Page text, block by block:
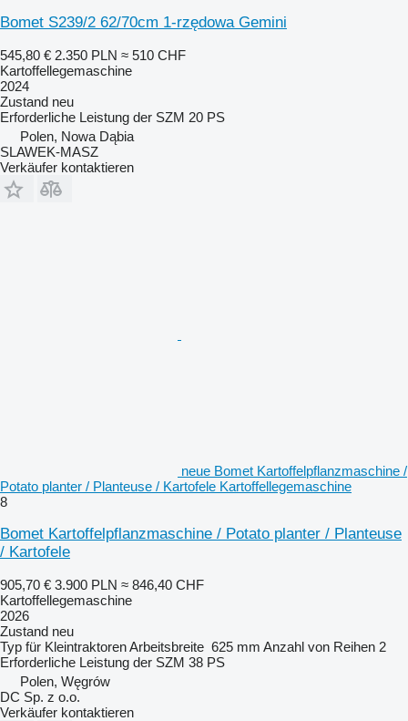
Bomet S239/2 62/70cm 1-rzędowa Gemini
545,80 € 2.350 PLN ≈ 510 CHF
Kartoffellegemaschine
2024
Zustand neu
Erforderliche Leistung der SZM 20 PS
Polen, Nowa Dąbia
SLAWEK-MASZ
Verkäufer kontaktieren
neue Bomet Kartoffelpflanzmaschine /
Potato planter / Planteuse / Kartofele Kartoffellegemaschine
8
Bomet Kartoffelpflanzmaschine / Potato planter / Planteuse
/ Kartofele
905,70 € 3.900 PLN ≈ 846,40 CHF
Kartoffellegemaschine
2026
Zustand neu
Typ für KleintraktorenArbeitsbreite 625 mm Anzahl von Reihen 2
Erforderliche Leistung der SZM 38 PS
Polen, Węgrów
DC Sp. z o.o.
Verkäufer kontaktieren